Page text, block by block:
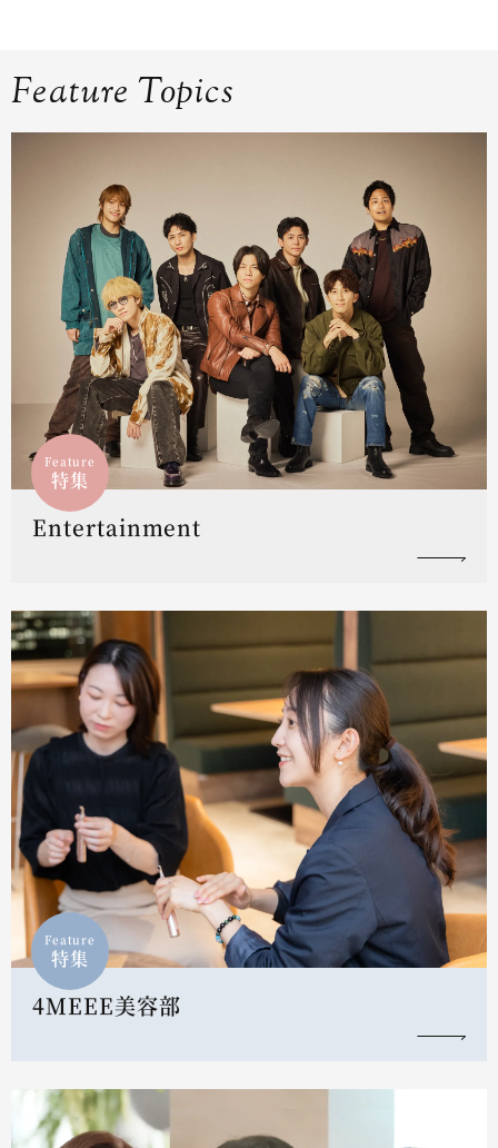
Feature Topics
Feature
特集
Entertainment
Feature
特集
4MEEE美容部